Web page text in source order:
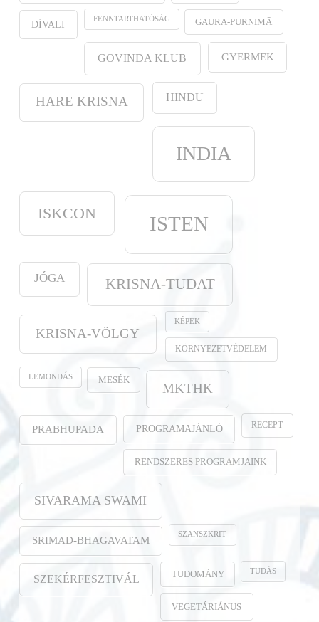
DÍVALI FENNTARTHATÓSÁG GAURA-PURṆIMĀ
GOVINDA KLUB GYERMEK
HARE KRISNA HINDU
INDIA
ISKCON ISTEN
JÓGA KRISNA-TUDAT
KRISNA-VÖLGY
KÉPEK
KÖRNYEZETVÉDELEM
LEMONDÁS MESÉK
MKTHK
PRABHUPADA PROGRAMAJÁNLÓ RECEPT
RENDSZERES PROGRAMJAINK
SIVARAMA SWAMI
SRIMAD-BHAGAVATAM SZANSZKRIT
SZEKÉRFESZTIVÁL TUDOMÁNY TUDÁS
VEGETÁRIÁNUS